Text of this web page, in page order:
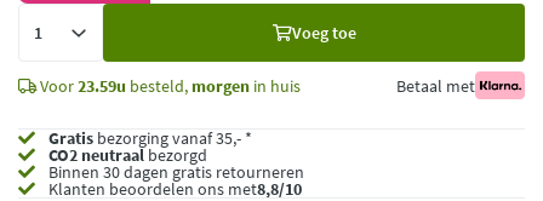
Voeg toe
Voor23.59u besteld, morgen in huis Betaal met
Gratis bezorging vanaf 35,- *
CO2 neutraalbezorgd
Binnen 30 dagen gratis retourneren
Klanten beoordelen ons met8,8/10